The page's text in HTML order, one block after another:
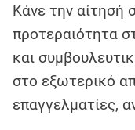
Κάνε την αίτησή
προτεραιότητα
και
στο εξωτερικό
επαγγελματίες,